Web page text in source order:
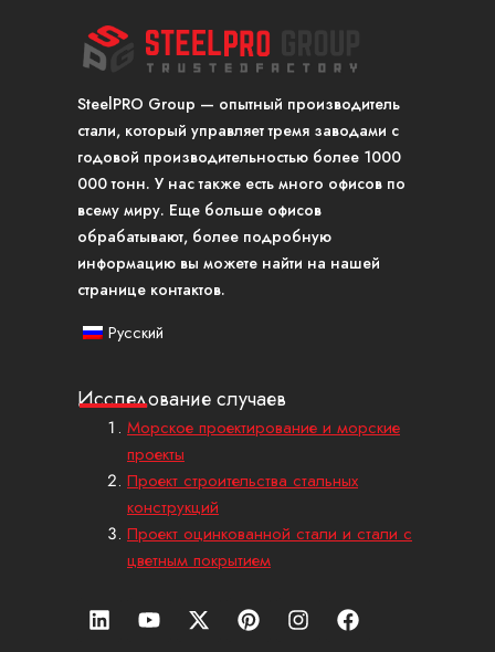
SteelPRO Group — опытный производитель
стали, который управляет тремя заводами с
годовой производительностью более 1000
000 тонн. У нас также есть много офисов по
всему миру. Еще больше офисов
обрабатывают, более подробную
информацию вы можете найти на нашей
странице контактов.
Русский
Исследование случаев
Морское проектирование и морские
проекты
Проект строительства стальных
конструкций
Проект оцинкованной стали и стали с
цветным покрытием
Л
и
Ю
т
X
-
П
и
И
н
Ф
е